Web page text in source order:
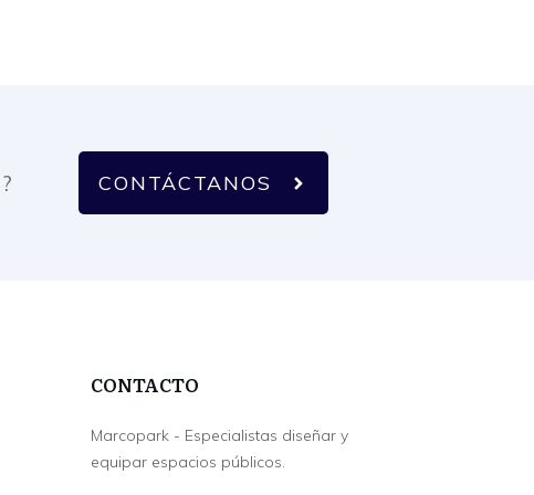
? CONTÁCTANOS
CONTACTO
Marcopark - Especialistas diseñar y
equipar espacios públicos.